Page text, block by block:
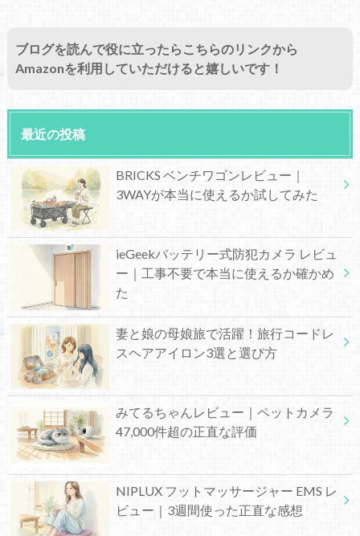
ブログを読んで役に立ったらこちらのリンクから
Amazonを利用していただけると嬉しいです！
最近の投稿
BRICKS ベンチワゴンレビュー｜
3WAYが本当に使えるか試してみた
ieGeekバッテリー式防犯カメラ レビュ
ー｜工事不要で本当に使えるか確かめ
た
妻と娘の母娘旅で活躍！旅行コードレ
スヘアアイロン3選と選び方
みてるちゃんレビュー｜ペットカメラ
47,000件超の正直な評価
NIPLUX フットマッサージャー EMS レ
ビュー｜3週間使った正直な感想